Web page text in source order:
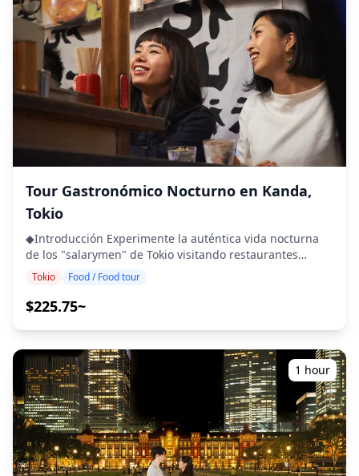
2 o más personas. ・La distancia a pie es moderada. ・
No recomendado para veganos o personas con dietas
sin gluten. ・Solo para adultos mayores de 20 años. ・Si
tiene alguna restricción dietética, infórmenos al hacer
su reserva. ![]
(https://assets.hldycdn.com/experiences/
(https://assets.hldycdn.com/experiences/
(https://assets.hldycdn.com/experiences/
![]
(https://assets.hldycdn.com/experiences/
(https://assets.hldycdn.com/experiences/
![]
(https://assets.hldycdn.com/experiences/
(https://assets.hldycdn.com/experiences/
restaurantes de nueva apertura en el remodelado
Tateishi ・Disfrute de los sabores tradicionales
conservados por los restaurantes locales de larga
trayectoria ・Aprenda sobre la historia y la remodelación
en curso de la zona con su guía ・Explore el nuevo
horizonte con torres de gran altura y plazas modernas
・Interactúe con los lugareños y experimente la mezcla
de lo antiguo y lo nuevo en Tateishi ◆Incluido ・5
paradas gastronómicas con comida local y de temporada
・Una bebida incluida ・Guía turístico ◆No incluido ・
Recogida y regreso al hotel ・Propinas ・Gastos de
transporte ・Bebidas o comida adicionales ◆Itinerario ・
Punto de encuentro: Salida de la estación Keisei Tateishi
El guía proporcionará una breve introducción a Ebisu y
facilitará las presentaciones de los participantes. ・Visita
a restaurantes en nuevas instalaciones comerciales
Disfrute de platos creativos y cerveza artesanal en los
nuevos y elegantes restaurantes ubicados en los centros
comerciales remodelados de Tateishi. ・Restaurantes
renovados de larga trayectoria Saboree clásicos locales
como brochetas de despojos a la parrilla y platos a fuego
lento en establecimientos renovados que continúan
honrando las tradiciones culinarias de Tateishi. ・Bares
informales de pie Experimente la cultura modernizada
de los bares de pie con bebidas de elaboración local y
aperitivos ligeros en un ambiente relajado y
contemporáneo. ・Exploración de áreas remodeladas
Realice una caminata guiada por el distrito de
remodelación, explorando las torres de gran altura, las
Tour Gastronómico Nocturno en Kanda,
Tokio
◆Introducción Experimente la auténtica vida nocturna
de los "salarymen" de Tokio visitando restaurantes
escondidos e "izakayas" informales en la histórica área
sumérjase en la vibrante cultura local. Kanda, conocida
centro para la relajación después del trabajo, que ofrece
una variedad de deliciosos platos como "yakitori"
(brochetas a la parrilla), "oden" (estofado japonés) y
"taiyaki" (pasteles con forma de pez) acompañados de
sake o cerveza. ・Descubra las joyas gastronómicas
ocultas de Kanda ・Pasee por las calles históricas de
Kanda y el vibrante distrito de "izakayas" ・Pruebe
platos locales y sake en restaurantes populares ・
Aprenda historias fascinantes sobre la historia de Kanda
Tokio Food / Food tour
$225.75~
1 hour